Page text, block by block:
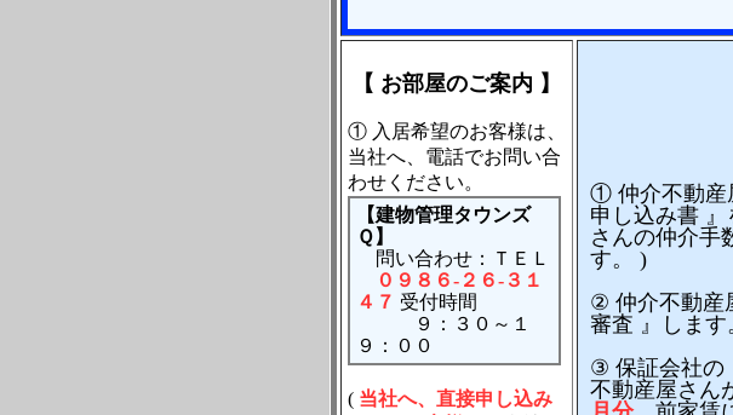
【 お部屋のご案内 】
① 入居希望のお客様は、
当社へ、電話でお問い合
わせください。
【建物管理タウンズ
Ｑ】
問い合わせ：ＴＥＬ
０９８６-２６-３１
４７ 受付時間
９：３０～１
９：００
( 当社へ、直接申し込み
① 仲介不動産
申し込み書
さんの仲介手
す。 )
② 仲介不動産
審査 』します
③ 保証会社の
不動産屋さん